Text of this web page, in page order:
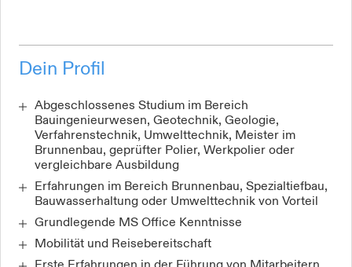
Dein Profil
Abgeschlossenes Studium im Bereich
Bauingenieurwesen, Geotechnik, Geologie,
Verfahrenstechnik, Umwelttechnik, Meister im
Brunnenbau, geprüfter Polier, Werkpolier oder
vergleichbare Ausbildung
Erfahrungen im Bereich Brunnenbau, Spezialtiefbau,
Bauwasserhaltung oder Umwelttechnik von Vorteil
Grundlegende MS Office Kenntnisse
Mobilität und Reisebereitschaft